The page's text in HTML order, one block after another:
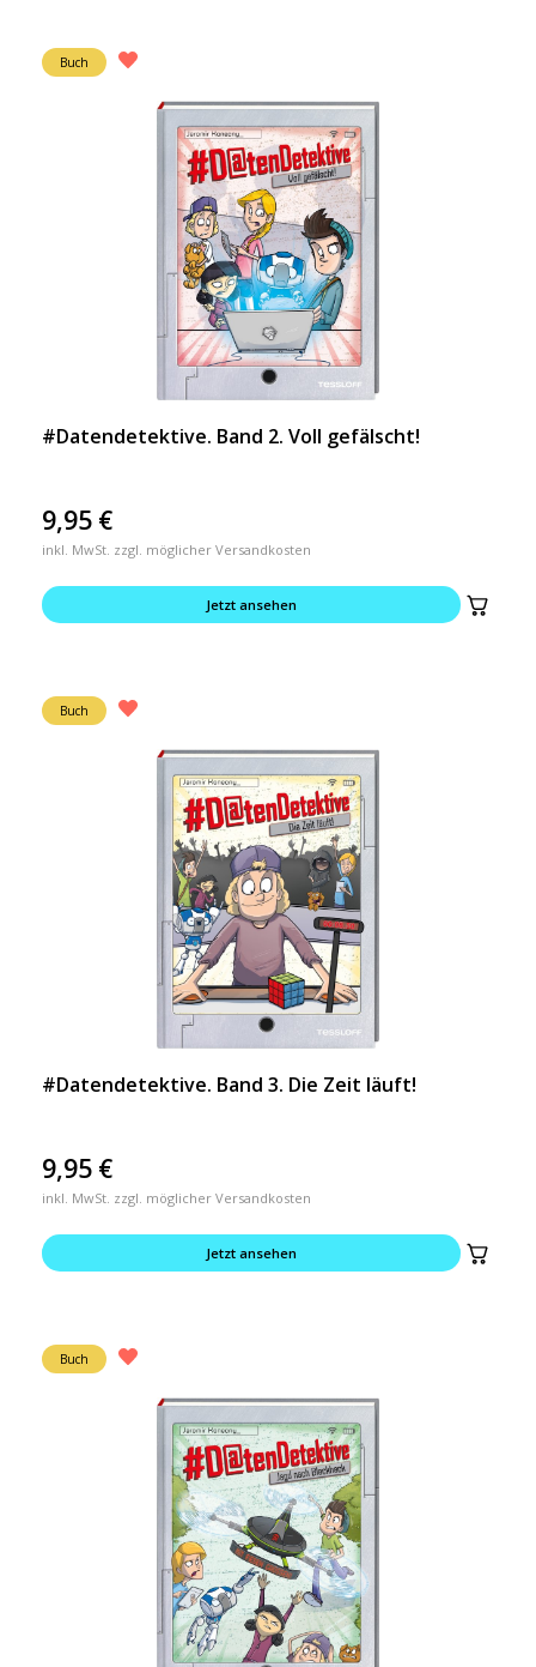
Buch
#Datendetektive. Band 2. Voll gefälscht!
9,95 €
inkl. MwSt. zzgl. möglicher Versandkosten
Jetzt ansehen
Buch
#Datendetektive. Band 3. Die Zeit läuft!
9,95 €
inkl. MwSt. zzgl. möglicher Versandkosten
Jetzt ansehen
Buch